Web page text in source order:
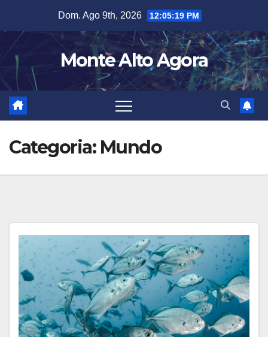
content
Dom. Ago 9th, 2026 12:05:20 PM
Monte Alto Agora
Categoria: Mundo